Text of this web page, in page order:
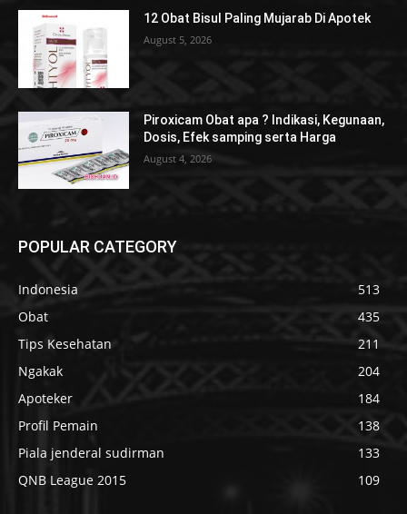
12 Obat Bisul Paling Mujarab Di Apotek
August 5, 2026
Piroxicam Obat apa ? Indikasi, Kegunaan,
Dosis, Efek samping serta Harga
August 4, 2026
POPULAR CATEGORY
Indonesia
513
Obat
435
Tips Kesehatan
211
Ngakak
204
Apoteker
184
Profil Pemain
138
Piala jenderal sudirman
133
QNB League 2015
109